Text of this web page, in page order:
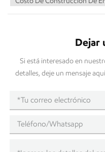
Dejar
Si está interesado en
detalles, deje un mensaje